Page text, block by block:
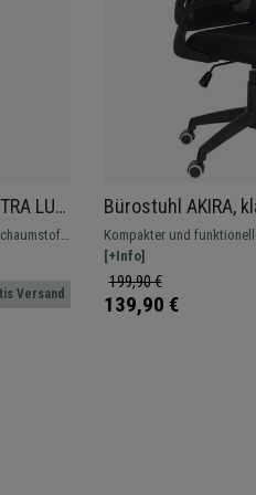
LUX,
Versand
Bürostuhl AKIRA,
Armlehnen,
praktisch, Farbe
Kompakter und
Zuhause oder Büro.
klappbaren Armlehnen.
[+Info]
199,90 €
139,90 €